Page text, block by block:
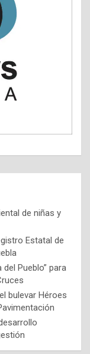
de niñas y
Estatal de
Pueblo” para
bulevar Héroes